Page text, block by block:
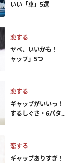
いい「車」5選
恋する
ヤベ、いいかも！
ャップ」5つ
恋する
ギャップがいいっ
するしぐさ・6パタ...
恋する
ギャップありすぎ